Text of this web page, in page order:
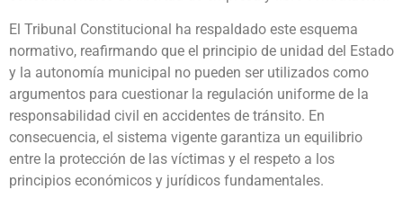
El Tribunal Constitucional ha respaldado este esquema
normativo, reafirmando que el principio de unidad del Estado
y la autonomía municipal no pueden ser utilizados como
argumentos para cuestionar la regulación uniforme de la
responsabilidad civil en accidentes de tránsito. En
consecuencia, el sistema vigente garantiza un equilibrio
entre la protección de las víctimas y el respeto a los
principios económicos y jurídicos fundamentales.